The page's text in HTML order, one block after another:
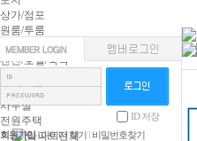
ID 저장
회원가입l아이디 찾기 l 비밀번호찾기